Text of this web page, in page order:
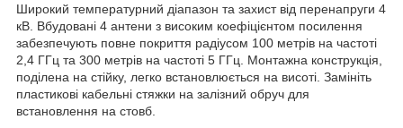
Широкий температурний діапазон та захист від перенапруги 4
кВ. Вбудовані 4 антени з високим коефіцієнтом посилення
забезпечують повне покриття радіусом 100 метрів на частоті
2,4 ГГц та 300 метрів на частоті 5 ГГц. Монтажна конструкція,
поділена на стійку, легко встановлюється на висоті. Замініть
пластикові кабельні стяжки на залізний обруч для
встановлення на стовб.